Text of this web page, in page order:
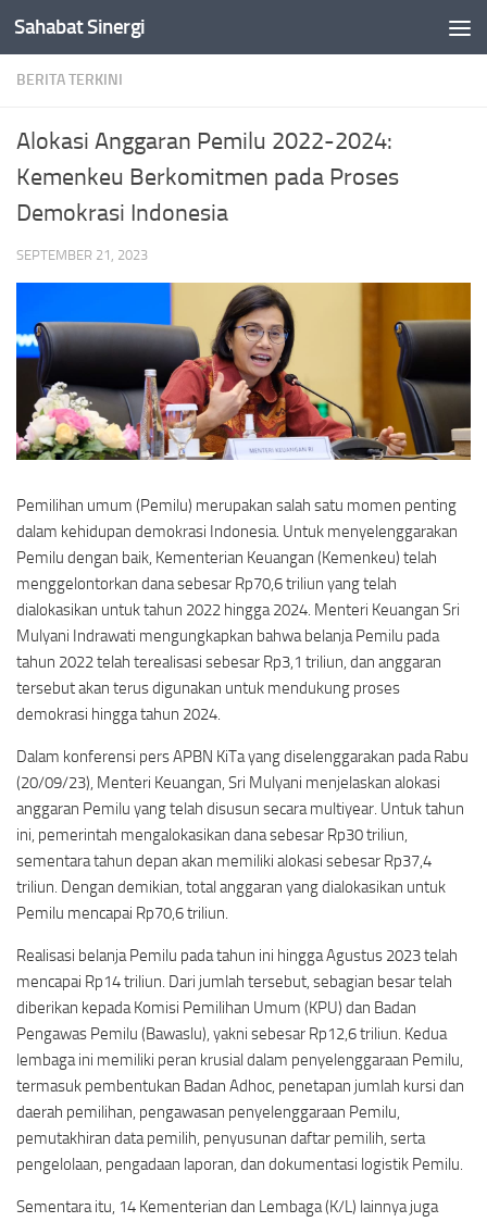
Skip to content
Sahabat Sinergi
BERITA TERKINI
Alokasi Anggaran Pemilu 2022-2024:
Kemenkeu Berkomitmen pada Proses
Demokrasi Indonesia
SEPTEMBER 21, 2023
Pemilihan umum (Pemilu) merupakan salah satu momen penting
dalam kehidupan demokrasi Indonesia. Untuk menyelenggarakan
Pemilu dengan baik, Kementerian Keuangan (Kemenkeu) telah
menggelontorkan dana sebesar Rp70,6 triliun yang telah
dialokasikan untuk tahun 2022 hingga 2024. Menteri Keuangan Sri
Mulyani Indrawati mengungkapkan bahwa belanja Pemilu pada
tahun 2022 telah terealisasi sebesar Rp3,1 triliun, dan anggaran
tersebut akan terus digunakan untuk mendukung proses
demokrasi hingga tahun 2024.
Dalam konferensi pers APBN KiTa yang diselenggarakan pada Rabu
(20/09/23), Menteri Keuangan, Sri Mulyani menjelaskan alokasi
anggaran Pemilu yang telah disusun secara multiyear. Untuk tahun
ini, pemerintah mengalokasikan dana sebesar Rp30 triliun,
sementara tahun depan akan memiliki alokasi sebesar Rp37,4
triliun. Dengan demikian, total anggaran yang dialokasikan untuk
Pemilu mencapai Rp70,6 triliun.
Realisasi belanja Pemilu pada tahun ini hingga Agustus 2023 telah
mencapai Rp14 triliun. Dari jumlah tersebut, sebagian besar telah
diberikan kepada Komisi Pemilihan Umum (KPU) dan Badan
Pengawas Pemilu (Bawaslu), yakni sebesar Rp12,6 triliun. Kedua
lembaga ini memiliki peran krusial dalam penyelenggaraan Pemilu,
termasuk pembentukan Badan Adhoc, penetapan jumlah kursi dan
daerah pemilihan, pengawasan penyelenggaraan Pemilu,
pemutakhiran data pemilih, penyusunan daftar pemilih, serta
pengelolaan, pengadaan laporan, dan dokumentasi logistik Pemilu.
Sementara itu, 14 Kementerian dan Lembaga (K/L) lainnya juga